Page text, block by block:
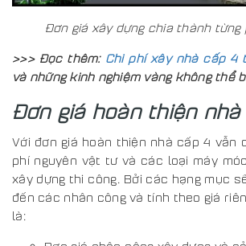
Đơn giá xây dựng chia thành
>>> Đọc thêm: Chi phí xây nhà cấp 4
và những kinh nghiệm vàng không thể
Đơn giá hoàn thiện
Với đơn giá hoàn thiện nhà cấp 4 vẫn
phí nguyên vật tư và các loại máy
xây dựng thi công. Bởi các hạng mục
đến các nhân công và tính theo giá
là: